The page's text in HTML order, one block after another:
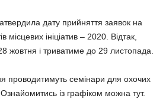
дату прийняття заявок на
місцевих ініціатив – 2020. Відтак,
жовтня і триватиме до 29 листопада.
проводитимуть семінари для охочих
Ознайомитись із графіком можна тут.